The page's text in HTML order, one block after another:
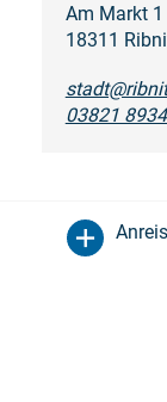
Am Markt 1
18311
03821